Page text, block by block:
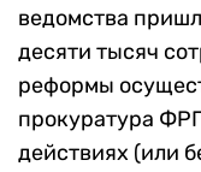
ведомства
десяти тысяч
реформы
прокуратура
действиях (или